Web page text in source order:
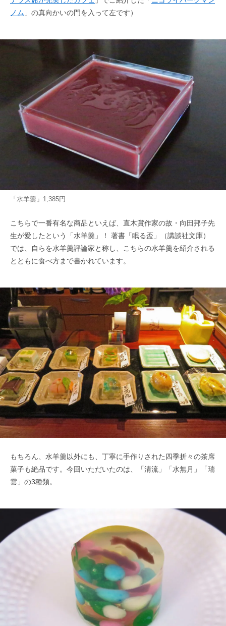
ノム 」の真向かいの門を入って左です）
「水羊羹」1,385円
こちらで一番有名な商品といえば、直木賞作家の故・向田邦子先
生が愛したという「水羊羹」！ 著書「眠る盃」（講談社文庫）
では、自らを水羊羹評論家と称し、こちらの水羊羹を紹介される
とともに食べ方まで書かれています。
もちろん、水羊羹以外にも、丁寧に手作りされた四季折々の茶席
菓子も絶品です。今回いただいたのは、「清流」「水無月」「瑞
雲」の3種類。